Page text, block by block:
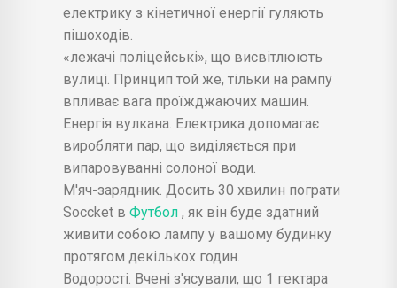
електрику з кінетичної енергії гуляють
пішоходів.
«лежачі поліцейські», що висвітлюють
вулиці. Принцип той же, тільки на рампу
впливає вага проїжджаючих машин.
Енергія вулкана. Електрика допомагає
виробляти пар, що виділяється при
випаровуванні солоної води.
М'яч-зарядник. Досить 30 хвилин пограти
Soccket в Футбол , як він буде здатний
живити собою лампу у вашому будинку
протягом декількох годин.
Водорості. Вчені з'ясували, що 1 гектара